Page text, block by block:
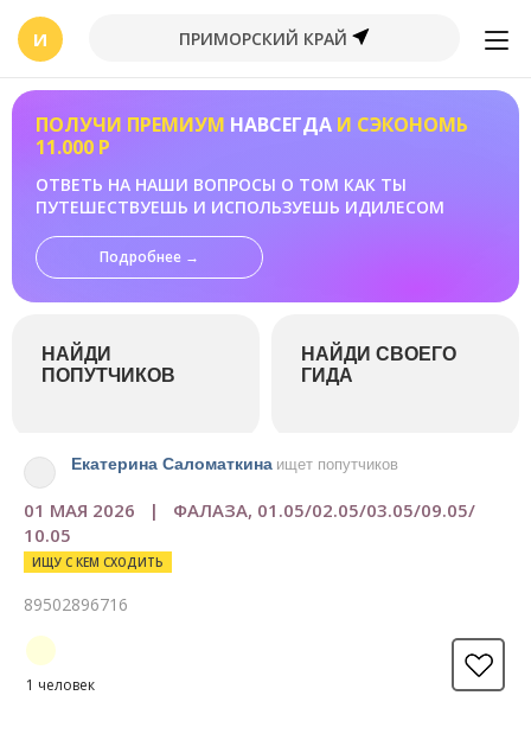
И ПРИМОРСКИЙ КРАЙ
ПОЛУЧИ ПРЕМИУМ НАВСЕГДА И СЭКОНОМЬ
11.000 Р
ОТВЕТЬ НА НАШИ ВОПРОСЫ О ТОМ КАК ТЫ
ПУТЕШЕСТВУЕШЬ И ИСПОЛЬЗУЕШЬ ИДИЛЕСОМ
Подробнее →
НАЙДИ
ПОПУТЧИКОВ
НАЙДИ СВОЕГО
ГИДА
Екатерина Саломаткина ищет попутчиков
01 МАЯ 2026 | ФАЛАЗА, 01.05/02.05/03.05/09.05/
10.05
ИЩУ С КЕМ СХОДИТЬ
89502896716
1 человек